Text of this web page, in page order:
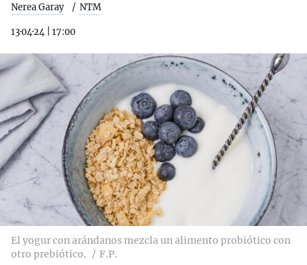
Nerea Garay NTM
13·04·24 17:00
El yogur con arándanos mezcla un alimento probiótico con
otro prebiótico.
F.P.